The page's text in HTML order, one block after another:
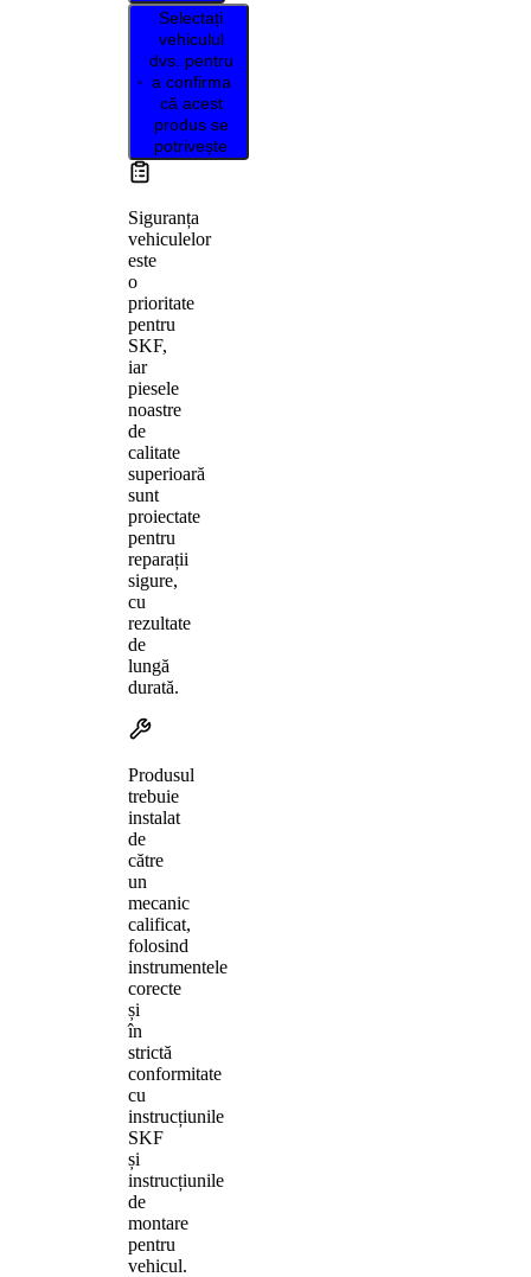
Selectați
vehiculul
dvs. pentru
a confirma
că acest
produs se
potrivește
Siguranța
vehiculelor
este
o
prioritate
pentru
SKF,
iar
piesele
noastre
de
calitate
superioară
sunt
proiectate
pentru
reparații
sigure,
cu
rezultate
de
lungă
durată.
Produsul
trebuie
instalat
de
către
un
mecanic
calificat,
folosind
instrumentele
corecte
și
în
strictă
conformitate
cu
instrucțiunile
SKF
și
instrucțiunile
de
montare
pentru
vehicul.